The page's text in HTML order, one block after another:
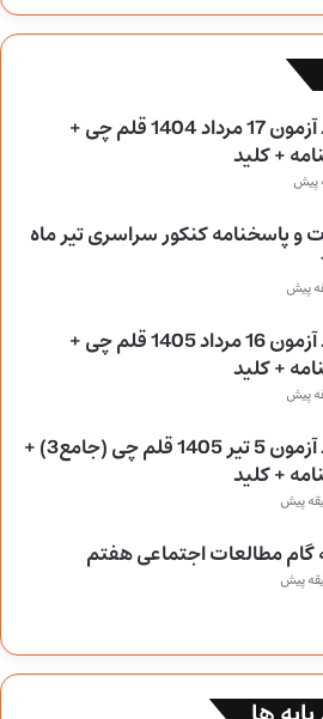
دانلود آزمون 17 مرداد 1404 قلم چی +
+ کلید
و پاسخنامه کنکور سراسری تیر ماه
دانلود آزمون 16 مرداد 1405 قلم چی +
+ کلید
دانلود آزمون 5 تیر 1405 قلم چی (جامع3) +
+ کلید
گام مطالعات اجتماعی هفتم